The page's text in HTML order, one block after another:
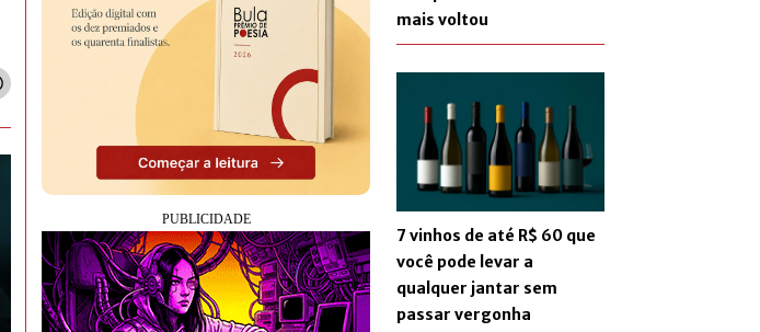
mais voltou
7 vinhos de até R$ 60 que
você pode levar a
qualquer jantar sem
passar vergonha